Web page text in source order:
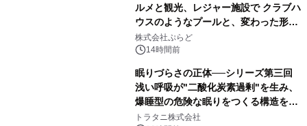
ルメと観光、レジャー施設で クラブハ
ウスのようなプールと、変わった形の
サウナも 「THE BOXY AWAJI」のお
得な素泊まり連泊プランで
株式会社ぷらど
14時間前
眠りづらさの正体──シリーズ第三回
浅い呼吸が"二酸化炭素過剰"を生み、
爆睡型の危険な眠りをつくる構造を解
説
トラタニ株式会社